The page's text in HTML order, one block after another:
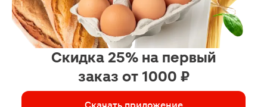
Скидка 25% на первый
заказ от 1000 ₽
Скачать приложение